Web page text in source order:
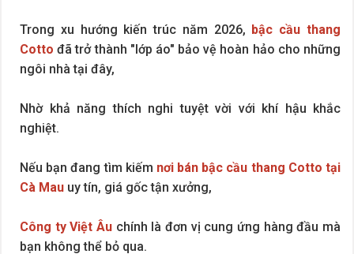
Trong xu hướng kiến trúc năm 2026, bậc cầu thang
Cotto đã trở thành "lớp áo" bảo vệ hoàn hảo cho những
ngôi nhà tại đây,
Nhờ khả năng thích nghi tuyệt vời với khí hậu khắc
nghiệt.
Nếu bạn đang tìm kiếm nơi bán bậc cầu thang Cotto tại
Cà Mau uy tín, giá gốc tận xưởng,
Công ty Việt Âu chính là đơn vị cung ứng hàng đầu mà
bạn không thể bỏ qua.